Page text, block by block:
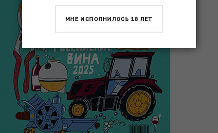
МНЕ ИСПОЛНИЛОСЬ 18 ЛЕТ